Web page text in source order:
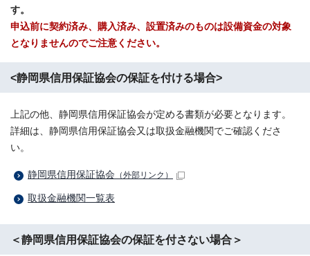
す。
申込前に契約済み、購入済み、設置済みのものは設備資金の対象
となりませんのでご注意ください。
<静岡県信用保証協会の保証を付ける場合>
上記の他、静岡県信用保証協会が定める書類が必要となります。
詳細は、静岡県信用保証協会又は取扱金融機関でご確認くださ
い。
静岡県信用保証協会 （外部リンク）
取扱金融機関一覧表
＜静岡県信用保証協会の保証を付さない場合＞